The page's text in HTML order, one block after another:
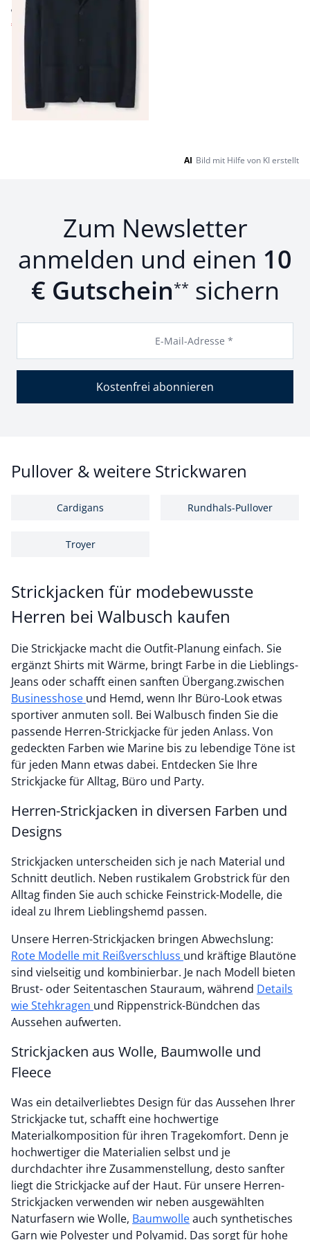
ab € 149,99
€ 34,99
Seite 1 geladen. Zeige Produkte 1 bis 5 von 5.
AI Bild mit Hilfe von KI erstellt
Zum Newsletter
anmelden und einen 10
€ Gutschein** sichern
E-Mail-Adresse *
Kostenfrei abonnieren
Pullover & weitere Strickwaren
Cardigans Rundhals-Pullover
Troyer
Strickjacken für modebewusste
Herren bei Walbusch kaufen
Die Strickjacke macht die Outfit-Planung einfach. Sie
ergänzt Shirts mit Wärme, bringt Farbe in die Lieblings-
Jeans oder schafft einen sanften Übergang.zwischen
Businesshose und Hemd, wenn Ihr Büro-Look etwas
sportiver anmuten soll. Bei Walbusch finden Sie die
passende Herren-Strickjacke für jeden Anlass. Von
gedeckten Farben wie Marine bis zu lebendige Töne ist
für jeden Mann etwas dabei. Entdecken Sie Ihre
Strickjacke für Alltag, Büro und Party.
Herren-Strickjacken in diversen Farben und
Designs
Strickjacken unterscheiden sich je nach Material und
Schnitt deutlich. Neben rustikalem Grobstrick für den
Alltag finden Sie auch schicke Feinstrick-Modelle, die
ideal zu Ihrem Lieblingshemd passen.
Unsere Herren-Strickjacken bringen Abwechslung:
Rote Modelle mit Reißverschluss und kräftige Blautöne
sind vielseitig und kombinierbar. Je nach Modell bieten
Brust- oder Seitentaschen Stauraum, während Details
wie Stehkragen und Rippenstrick-Bündchen das
Aussehen aufwerten.
Strickjacken aus Wolle, Baumwolle und
Fleece
Was ein detailverliebtes Design für das Aussehen Ihrer
Strickjacke tut, schafft eine hochwertige
Materialkomposition für ihren Tragekomfort. Denn je
hochwertiger die Materialien selbst und je
durchdachter ihre Zusammenstellung, desto sanfter
liegt die Strickjacke auf der Haut. Für unsere Herren-
Strickjacken verwenden wir neben ausgewählten
Naturfasern wie Wolle, Baumwolleauch synthetisches
Garn wie Polyester und Polyamid. Das sorgt für hohe